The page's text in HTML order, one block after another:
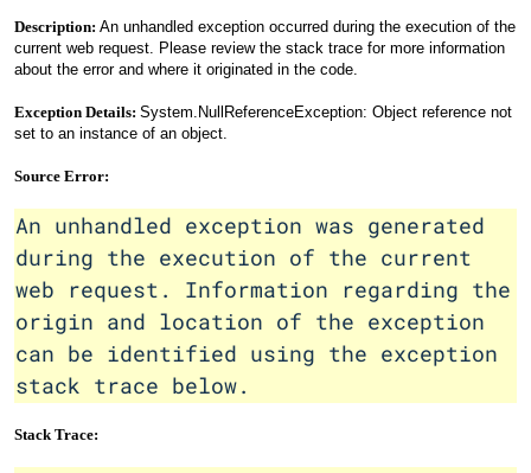
Description: An unhandled exception occurred during the execution of the
current web request. Please review the stack trace for more information
about the error and where it originated in the code.
Exception Details: System.NullReferenceException: Object reference not
set to an instance of an object.
Source Error:
An unhandled exception was generated
during the execution of the current
web request. Information regarding the
origin and location of the exception
can be identified using the exception
stack trace below.
Stack Trace: